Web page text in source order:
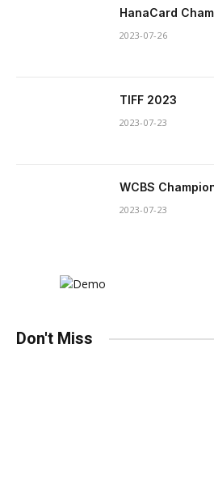
HanaCard
2023-07-26
TIFF 2023
2023-07-23
WCBS
2023-07-23
Don't Miss